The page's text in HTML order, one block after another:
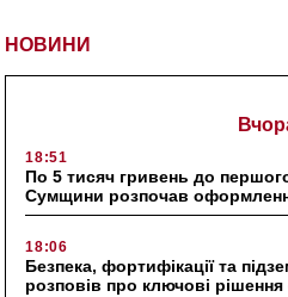
НОВИНИ
18:51
По 5 тисяч гривень до
Сумщини розпочав
18:06
Безпека, фортифікації та
розповів про ключові